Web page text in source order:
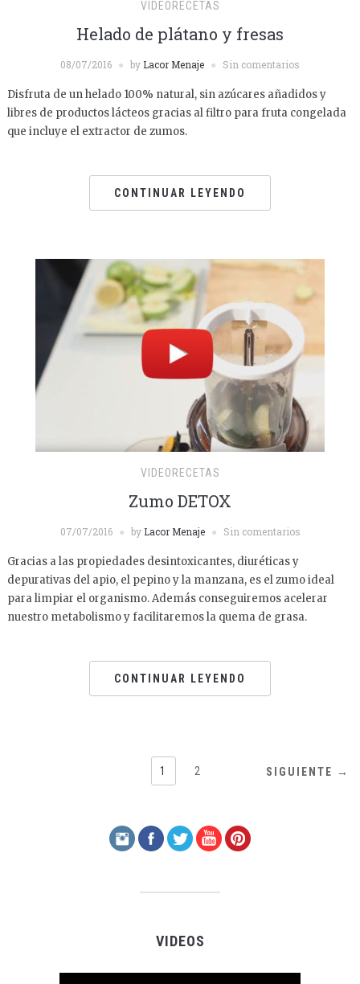
VIDEORECETAS
Helado de plátano y fresas
08/07/2016 by Lacor Menaje Sin comentarios
Disfruta de un helado 100% natural, sin azúcares añadidos y
libres de productos lácteos gracias al filtro para fruta congelada
que incluye el extractor de zumos.
CONTINUAR LEYENDO
VIDEORECETAS
Zumo DETOX
07/07/2016 by Lacor Menaje Sin comentarios
Gracias a las propiedades desintoxicantes, diuréticas y
depurativas del apio, el pepino y la manzana, es el zumo ideal
para limpiar el organismo. Además conseguiremos acelerar
nuestro metabolismo y facilitaremos la quema de grasa.
CONTINUAR LEYENDO
1 2 SIGUIENTE →
VIDEOS